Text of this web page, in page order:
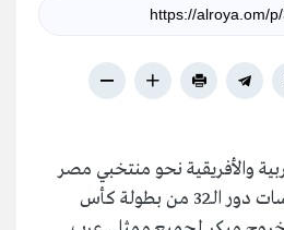
والأفريقية نحو منتخبي مصر
والمغرب، مع انتهاء منافسات دور الـ32 من بطولة كأس